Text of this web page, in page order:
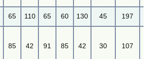
65 110 65 60 130 45 197
85 42 91 85 42 30 107